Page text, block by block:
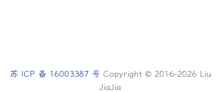
苏 ICP 备 16003387 号 Copyright © 2016-2026 Liu
JiaJia